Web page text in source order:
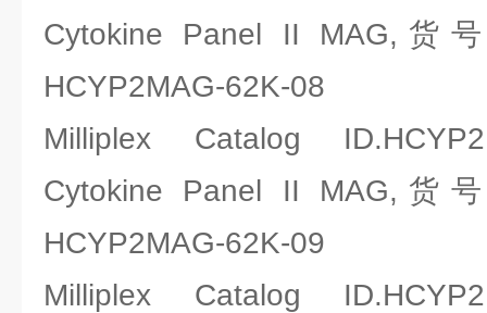
Cytokine Panel II MAG,货
HCYP2MAG-62K-08
Milliplex Catalog
Cytokine Panel II MAG,货
HCYP2MAG-62K-09
Milliplex Catalog